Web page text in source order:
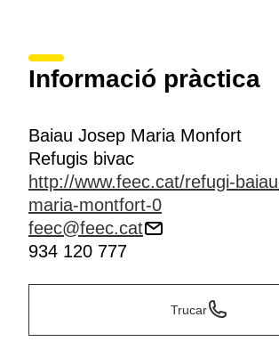
Informació pràctica
Baiau Josep Maria Monfort
Refugis bivac
http://www.feec.cat/refugi-
maria-montfort-0
feec@feec.cat
934 120 777
Trucar